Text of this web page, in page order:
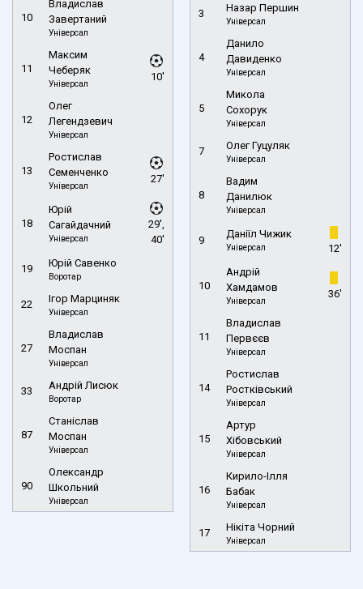
10
Владислав
Завертаний
Універсал
11
Максим
Чеберяк
Універсал
10'
12
Олег
Легендзевич
Універсал
13
Ростислав
Семенченко
Універсал
27'
18
Юрій
Сагайдачний
Універсал
29',
40'
19 Юрій Савенко
Воротар
22 Ігор Марциняк
Універсал
27
Владислав
Моспан
Універсал
33 Андрій Лисюк
Воротар
87
Станіслав
Моспан
Універсал
90
Олександр
Школьний
Універсал
3 Назар Першин
Універсал
4
Данило
Давиденко
Універсал
5
Микола
Сохорук
Універсал
7 Олег Гуцуляк
Універсал
8
Вадим
Данилюк
Універсал
9
Даніїл Чижик
Універсал 12'
10
Андрій
Хамдамов
Універсал
36'
11
Владислав
Первєєв
Універсал
14
Ростислав
Ростківський
Універсал
15
Артур
Хібовський
Універсал
16
Кирило-Ілля
Бабак
Універсал
17 Нікіта Чорний
Універсал